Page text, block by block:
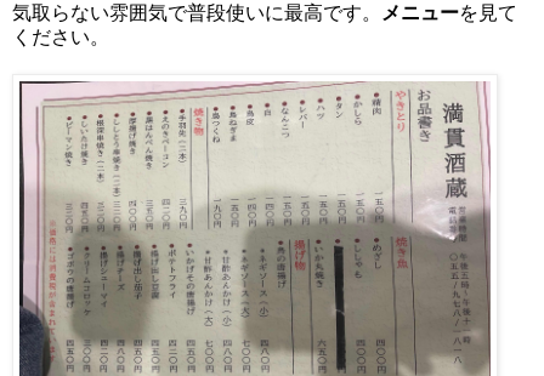
気取らない雰囲気で普段使いに最高です。 メニューを見て
ください。